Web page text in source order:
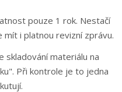
pouze 1 rok. Nestačí
i platnou revizní zprávu.
skladování materiálu na
Při kontrole je to jedna